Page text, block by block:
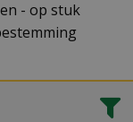
- op stuk